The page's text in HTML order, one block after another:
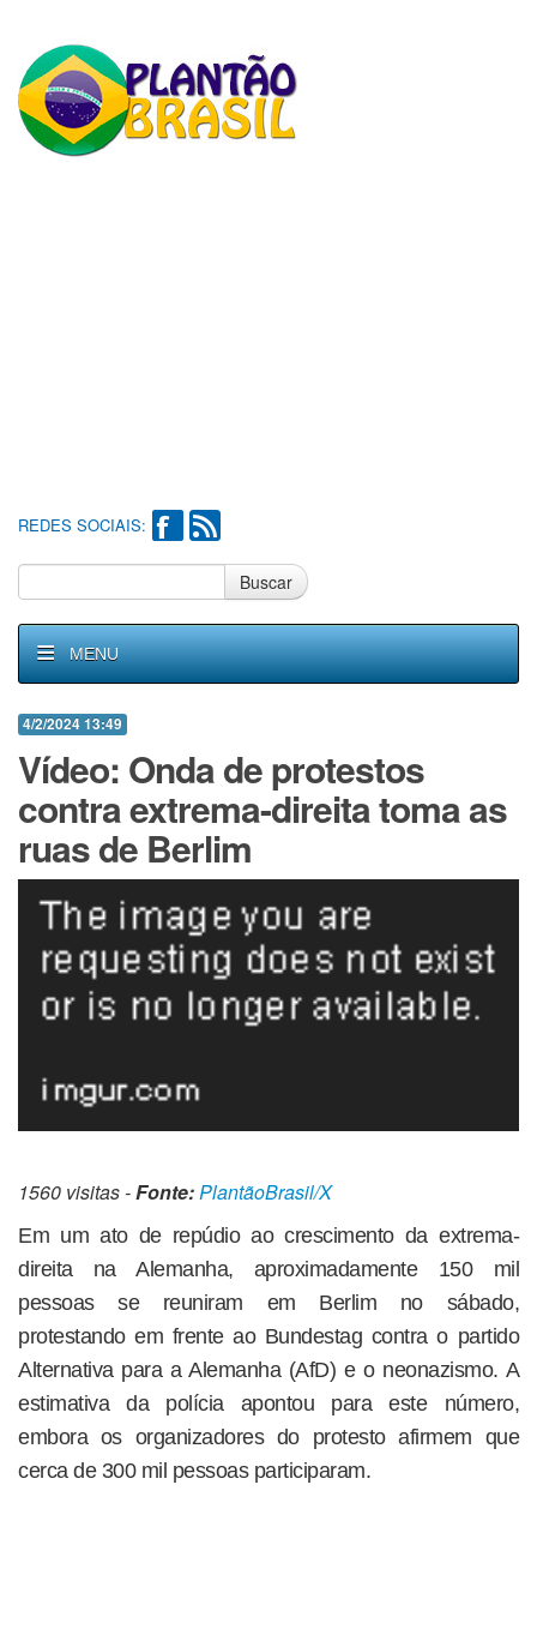
REDES SOCIAIS:
Buscar
MENU
4/2/2024 13:49
Vídeo: Onda de protestos
contra extrema-direita toma as
ruas de Berlim
1560 visitas -Fonte:PlantãoBrasil/X
Em um ato de repúdio ao crescimento da extrema-
direita na Alemanha, aproximadamente 150 mil
pessoas se reuniram em Berlim no sábado,
protestando em frente ao Bundestag contra o partido
Alternativa para a Alemanha (AfD) e o neonazismo. A
estimativa da polícia apontou para este número,
embora os organizadores do protesto afirmem que
cerca de 300 mil pessoas participaram.